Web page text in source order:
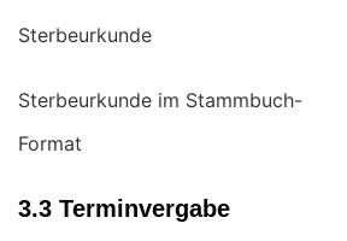
Sterbeurkunde
Sterbeurkunde im Stammbuch-
Format
3.3 Terminvergabe